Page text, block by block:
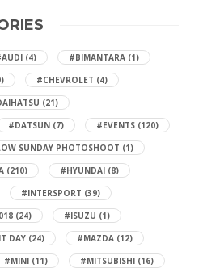
(4) #BIMANTARA (1)
#CHEVROLET (4)
(21)
#DATSUN (7) #EVENTS (120)
SUNDAY PHOTOSHOOT (1)
(210) #HYUNDAI (8)
#INTERSPORT (39)
(24) #ISUZU (1)
DAY (24) #MAZDA (12)
#MINI (11) #MITSUBISHI (16)